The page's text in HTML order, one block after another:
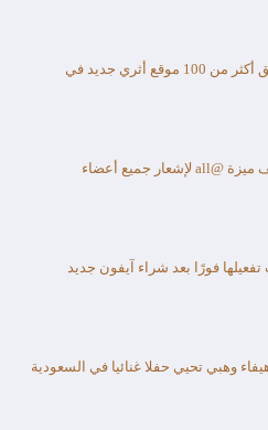
هيئة التراث توثق أكثر من 100 موقع أثري جديد في
“واتساب” يضيف ميزة @all لإشعار جميع أعضاء